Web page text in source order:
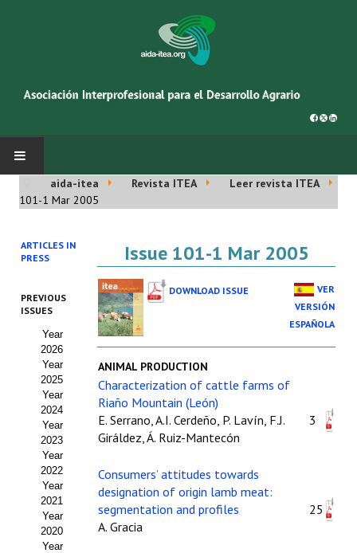
INICIO
Asociación AIDA
Cincuentenario AIDA
Organigrama
Estatutos
Hacerse socio
Noticias
Galería de Fotos
Web AIDA 2.0
REVISTA ITEA
aida-itea Revista ITEA
Leer revista ITEA
101-1 Mar 2005
ARTICLES IN
PRESS
PREVIOUS
ISSUES
Year
2026
Year
2025
Year
2024
Year
2023
Year
2022
Year
2021
Year
2020
Year
Issue 101-1 Mar 2005
DOWNLOAD ISSUE
VER
VERSIÓN
ESPAÑOLA
ANIMAL PRODUCTION
Characterization of cattle farms of
Riaño Mountain (León)
E. Serrano, A.I. Cerdeño, P. Lavín, F.J.
Giráldez, Á. Ruiz-Mantecón
3
Consumers’ attitudes towards
designation of origin lamb meat:
segmentation and profiles
A. Gracia
25